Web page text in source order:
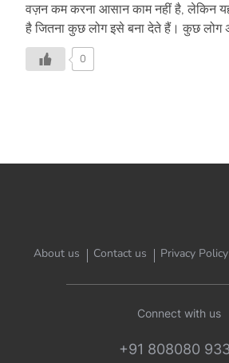
वज़न कम करना आसान काम नहीं है, लेकिन
है जितना कुछ लोग इसे बना देते हैं। कुछ लोग
इतना स्ट्रिक्ट हो जाते हैं कि हर चीज़ में
वज़न घटाने के लिए कैलोरी काउंट करने से
0
About us Contact us Privacy Policy
Connect with us
+91 808080